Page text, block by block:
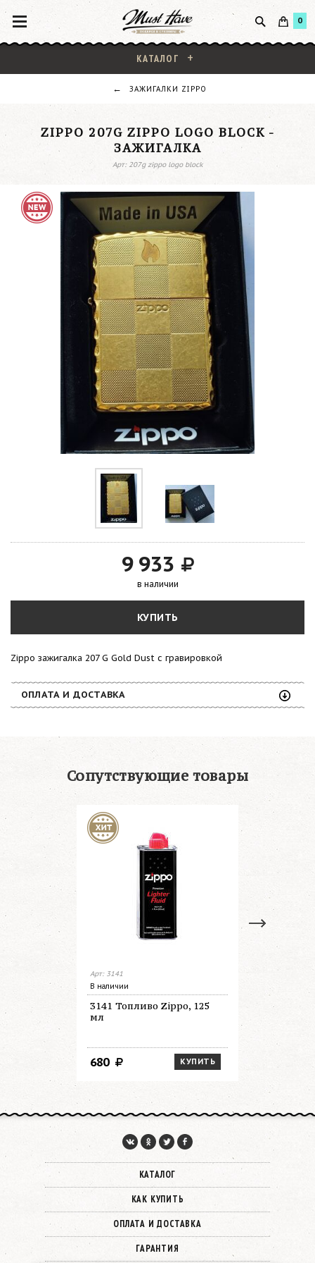
0
КАТАЛОГ
ЗАЖИГАЛКИ ZIPPO
ZIPPO 207G ZIPPO LOGO BLOCK -
ЗАЖИГАЛКА
Арт: 207g zippo logo block
9 933
в наличии
КУПИТЬ
Zippo зажигалка 207 G Gold Dust с гравировкой
ОПЛАТА И ДОСТАВКА
Сопутствующие товары
Арт: 3141
В наличии
3141 Топливо Zippo, 125
мл
КУПИТЬ
680
В наличии
100 R
КАТАЛОГ
КАК КУПИТЬ
ОПЛАТА И ДОСТАВКА
ГАРАНТИЯ